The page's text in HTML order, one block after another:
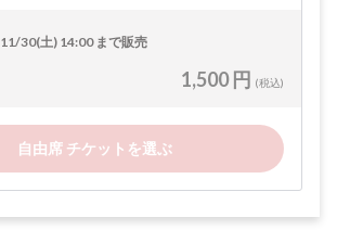
11/30(土) 14:00 まで販売
1,500 円 (税込)
自由席 チケットを選ぶ